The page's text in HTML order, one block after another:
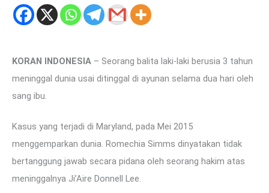
KORAN INDONESIA – Seorang balita laki-laki berusia 3 tahun
meninggal dunia usai ditinggal di ayunan selama dua hari oleh
sang ibu.
Kasus yang terjadi di Maryland, pada Mei 2015
menggemparkan dunia. Romechia Simms dinyatakan tidak
bertanggung jawab secara pidana oleh seorang hakim atas
meninggalnya Ji’Aire Donnell Lee.